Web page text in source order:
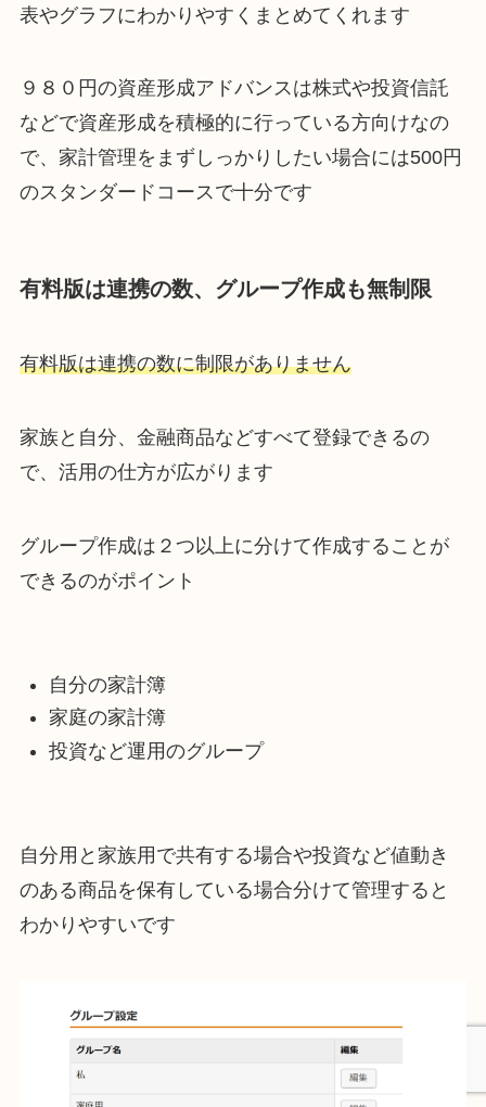
表やグラフにわかりやすくまとめてくれます
９８０円の資産形成アドバンスは株式や投資信託
などで資産形成を積極的に行っている方向けなの
で、家計管理をまずしっかりしたい場合には500円
のスタンダードコースで十分です
有料版は連携の数、グループ作成も無制限
有料版は連携の数に制限がありません
家族と自分、金融商品などすべて登録できるの
で、活用の仕方が広がります
グループ作成は２つ以上に分けて作成することが
できるのがポイント
自分の家計簿
家庭の家計簿
投資など運用のグループ
自分用と家族用で共有する場合や投資など値動き
のある商品を保有している場合分けて管理すると
わかりやすいです